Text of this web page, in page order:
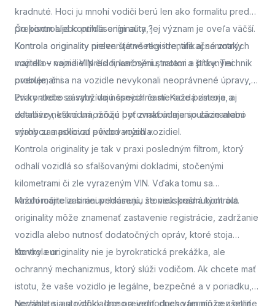
kradnuté. Hoci ju mnohí vodiči berú len ako formalitu pred
prepisom alebo prihlásením auta, jej význam je oveľa väčší.
Kontrola originality nielen štátne registre, ale aj samotných
majiteľov vozidiel pred finančnými stratami a právnymi
problémami.
Čo kontroluje kontrola originality ?
Kontrola originality preveruje všetky identifikačné znaky
vozidla – najmä VIN číslo, karosériu, motor a štítky. Technik
overuje, či sa na vozidle nevykonali neoprávnené úpravy,
zvary alebo zásahy do nosných častí. Každá zmena, aj
zdanlivo neškodná, môže byť znakom manipulácie alebo
snahy zamaskovať pôvod vozidla.
Pri kontrole sa využívajú špeciálne meracie prístroje a
databázy, ktoré umožňujú porovnať údaje so záznamami
výrobcu a políciou evidovaných vozidiel.
Kontrola originality je tak v praxi posledným filtrom, ktorý
odhalí vozidlá so sfalšovanými dokladmi, stočenými
kilometrami či zle vyrazeným VIN. Vďaka tomu sa
každoročne zabráni prihláseniu stoviek kradnutých áut.
Mnohí majitelia si neuvedomujú, že neúspešná kontrola
originality môže znamenať zastavenie registrácie, zadržanie
vozidla alebo nutnosť dodatočných opráv, ktoré stoja
stovky eur.
Kontrola originality nie je byrokratická prekážka, ale
ochranný mechanizmus, ktorý slúži vodičom. Ak chcete mať
istotu, že vaše vozidlo je legálne, bezpečné a v poriadku,
nechajte si auto dôkladne preveriť.dnes vám môže ušetriť
Neváhajte asi rýchlo, lacno a jednoducho termín cez online